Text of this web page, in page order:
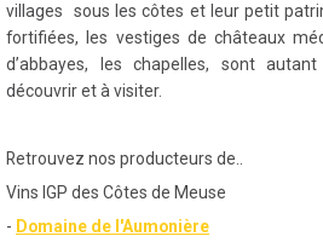
villages sous les côtes et leur petit
fortifiées, les vestiges de châteaux
d’abbayes, les chapelles, sont
découvrir et à visiter.
Retrouvez nos producteurs de..
Vins IGP des Côtes de Meuse
- Domaine de l'Aumonière